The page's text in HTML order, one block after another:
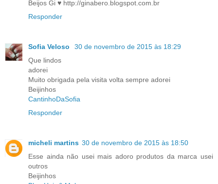
Beijos Gi ♥ http://ginabero.blogspot.com.br
Responder
Sofia Veloso
30 de novembro de 2015 às 18:29
Que lindos
adorei
Muito obrigada pela visita volta sempre adorei
Beijinhos
CantinhoDaSofia
Responder
micheli martins 30 de novembro de 2015 às 18:50
Esse ainda não usei mais adoro produtos da marca usei
outros
Beijinhos